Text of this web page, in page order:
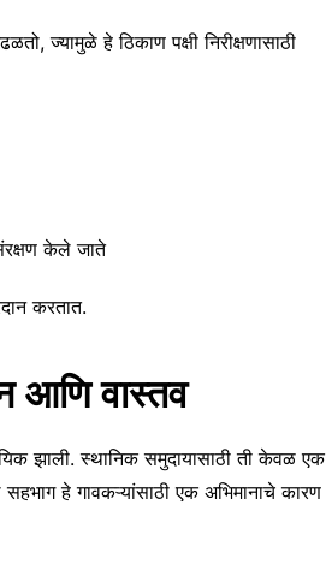
ज्यामुळे हे ठिकाण पक्षी निरीक्षणासाठी
केले जाते
करतात.
आणि वास्तव
झाली. स्थानिक समुदायासाठी ती केवळ एक
सहभाग हे गावकऱ्यांसाठी एक अभिमानाचे कारण